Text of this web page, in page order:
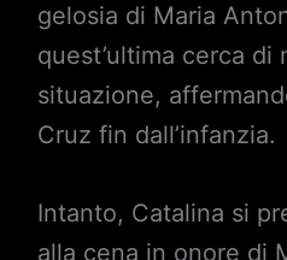
gelosia di Maria
quest’ultima cerca di
situazione,
Cruz fin dall’infanzia.
Intanto, Catalina si
alla cena in onore di